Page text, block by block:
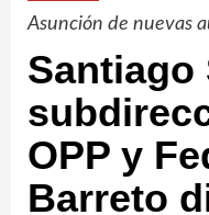
Asunción de nuevas
Santiago
OPP y
Barreto